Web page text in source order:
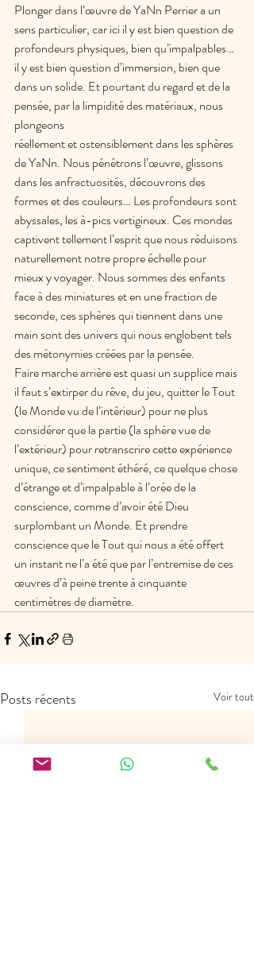
Plonger dans l’œuvre de YaNn Perrier a un
sens particulier, car ici il y est bien question de
profondeurs physiques, bien qu’impalpables…
il y est bien question d’immersion, bien que
dans un solide. Et pourtant du regard et de la
pensée, par la limpidité des matériaux, nous
plongeons
réellement et ostensiblement dans les sphères
de YaNn. Nous pénétrons l’œuvre, glissons
dans les anfractuosités, découvrons des
formes et des couleurs… Les profondeurs sont
abyssales, les à-pics vertigineux. Ces mondes
captivent tellement l’esprit que nous réduisons
naturellement notre propre échelle pour
mieux y voyager. Nous sommes des enfants
face à des miniatures et en une fraction de
seconde, ces sphères qui tiennent dans une
main sont des univers qui nous englobent tels
des métonymies créées par la pensée.
Faire marche arrière est quasi un supplice mais
il faut s’extirper du rêve, du jeu, quitter le Tout
(le Monde vu de l’intérieur) pour ne plus
considérer que la partie (la sphère vue de
l’extérieur) pour retranscrire cette expérience
unique, ce sentiment éthéré, ce quelque chose
d’étrange et d’impalpable à l’orée de la
conscience, comme d’avoir été Dieu
surplombant un Monde. Et prendre
conscience que le Tout qui nous a été offert
un instant ne l’a été que par l’entremise de ces
œuvres d’à peine trente à cinquante
centimètres de diamètre.
Posts récents Voir tout